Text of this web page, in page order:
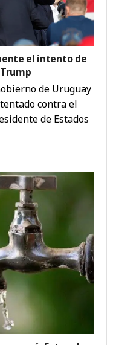
el intento de
de Uruguay
contra el
de Estados